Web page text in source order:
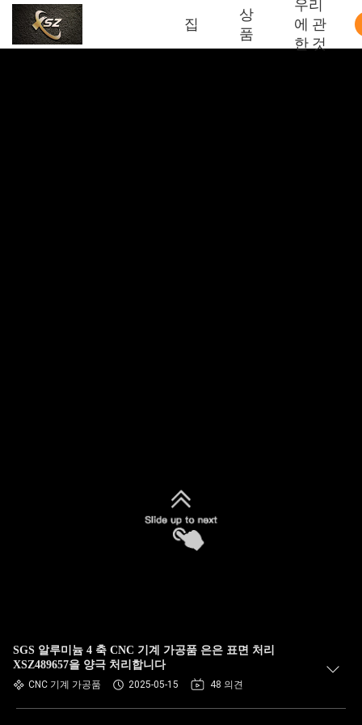
집
상
품
우리
에 관
한 것
SGS 알루미늄 4 축 CNC 기계 가공품 은은 표면 처리
XSZ489657을 양극 처리합니다
CNC 기계 가공품 2025-05-15 48 의견